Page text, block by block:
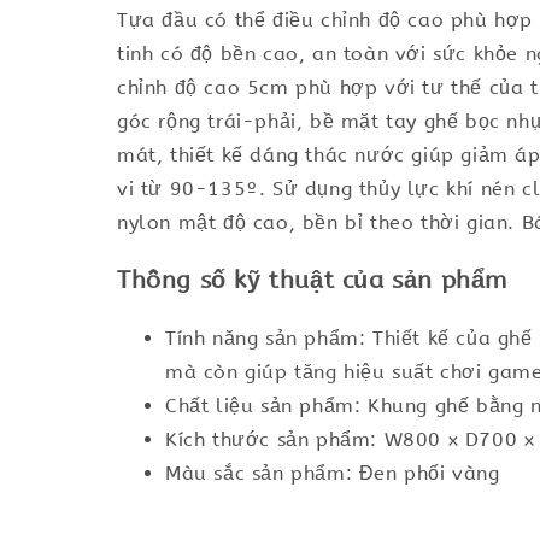
Tựa đầu có thể điều chỉnh độ cao phù
tinh có độ bền cao, an toàn với sức khỏe
chỉnh độ cao 5cm phù hợp với tư thế
góc rộng trái-phải, bề mặt tay ghế bọc
mát, thiết kế dáng thác nước giúp giảm
vi từ 90-135º. Sử dụng thủy lực khí nén
nylon mật độ cao, bền bỉ theo thời gian.
Thông số kỹ thuật của sản phẩm
Tính năng sản phẩm: Thiết kế của
mà còn giúp tăng hiệu suất chơi
Chất liệu sản phẩm: Khung ghế bằng
Kích thước sản phẩm: W800 x D700
Màu sắc sản phẩm: Đen phối vàng